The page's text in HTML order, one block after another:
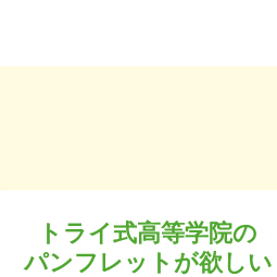
トライ式高等学院の
パンフレットが欲しい